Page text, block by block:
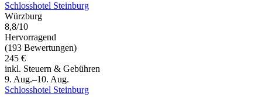
Schlosshotel Steinburg
Würzburg
8,8/10
Hervorragend
(193 Bewertungen)
245 €
inkl. Steuern & Gebühren
9. Aug.–10. Aug.
Schlosshotel Steinburg